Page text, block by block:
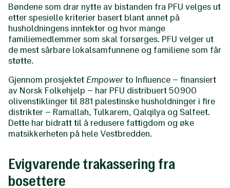
Bøndene som drar nytte av bistanden fra PFU velges ut
etter spesielle kriterier basert blant annet på
husholdningens inntekter og hvor mange
familiemedlemmer som skal forsørges. PFU velger ut
de mest sårbare lokalsamfunnene og familiene som får
støtte.
Gjennom prosjektetEmpowerto Influence – finansiert
av Norsk Folkehjelp – har PFU distribuert 50 900
olivenstiklinger til 881 palestinske husholdninger i fire
distrikter – Ramallah, Tulkarem, Qalqilya og Salfeet.
Dette har bidratt til å redusere fattigdom og øke
matsikkerheten på hele Vestbredden.
Evigvarende trakassering fra
bosettere